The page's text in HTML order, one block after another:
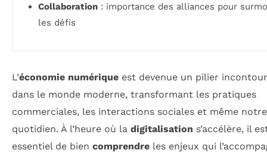
Collaboration : importance des alliances pour
les défis
L’économie numérique est devenue un pilier
dans le monde moderne, transformant les pratiques
commerciales, les interactions sociales et même notre
quotidien. À l’heure où la digitalisation s’accélère, il
essentiel de bien comprendre les enjeux qui